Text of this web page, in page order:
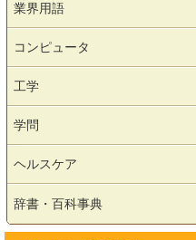
業界用語
コンピュータ
工学
学問
ヘルスケア
辞書・百科事典